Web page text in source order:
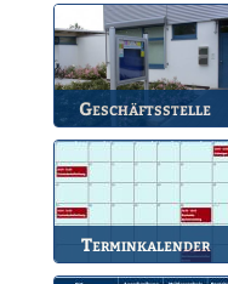
zum BSV.
Geschäftsstelle
Anlaufstelle für alle
Terminkalender
Die Termine des BSV.